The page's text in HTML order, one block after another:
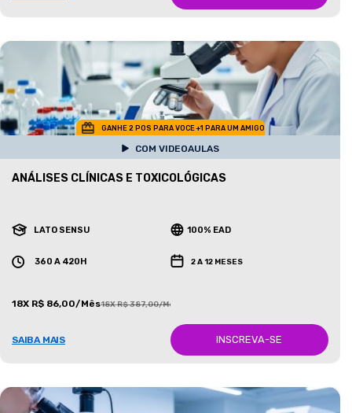
GANHE 2 POS PARA VOCE +1 PARA UM AMIGO
COM VIDEOAULAS
ANÁLISES CLÍNICAS E TOXICOLÓGICAS
LATO SENSU 100% EAD
360 A 420H 2 A 12 MESES
18X R$ 86,00/Mês18X R$ 387,00/Mês
SAIBA MAIS INSCREVA-SE